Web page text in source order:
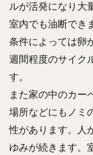
ルが活発になり大
室内でも油断でき
条件によっては卵
週間程度のサイク
す。
また家の中のカー
場所などにもノミ
性があります。人
ゆみが続きます。